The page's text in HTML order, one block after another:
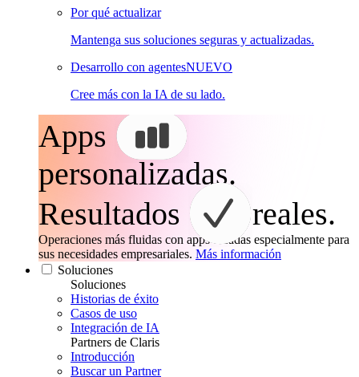
Por qué actualizar
Mantenga sus soluciones seguras y actualizadas.
Desarrollo con agentesNUEVO
Cree más con la IA de su lado.
Apps
personalizadas.
Resultados
reales.
Operaciones más fluidas con apps creadas especialmente para
sus necesidades empresariales. Más información
Soluciones
Soluciones
Historias de éxito
Casos de uso
Integración de IA
Partners de Claris
Introducción
Buscar un Partner